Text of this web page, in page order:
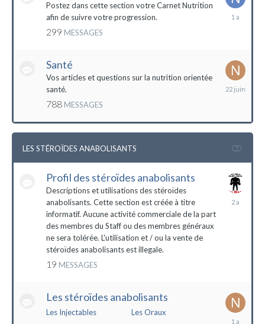
Postez dans cette section votre Carnet Nutrition
afin de suivre votre progression.
299 MESSAGES
13
Santé
Vos articles et questions sur la nutrition orientée
santé.
788 MESSAGES
22
LES STÉROÏDES ANABOLISANTS
Profil des stéroïdes anabolisants
Descriptions et utilisations des stéroïdes
anabolisants. Cette section est créée à titre
informatif. Aucune activité commerciale de la part
des membres du Staff ou des membres généraux
ne sera tolérée. L'utilisation et / ou la vente de
stéroïdes anabolisants est illegale.
19 MESSAGES
26
Les stéroïdes anabolisants
Les Injectables
Les Oraux